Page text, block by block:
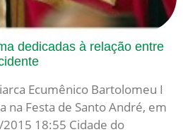
dedicadas à relação entre
Ecumênico Bartolomeu I
na Festa de Santo André, em
18:55 Cidade do